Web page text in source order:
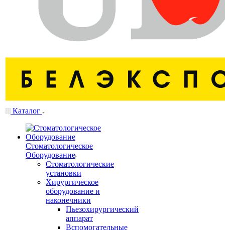
Каталог
Стоматологическое
Оборудование
Стоматологические
установки
Хирургическое
оборудование и
наконечники
Пьезохирургический
аппарат
Вспомогательные